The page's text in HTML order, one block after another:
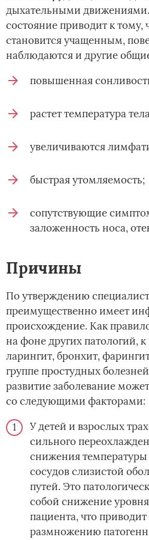
дыхательными движениями.
состояние приводит к тому,
становится учащенным,
наблюдаются и другие
повышенная
растет температура
увеличиваются
быстрая утомляемость;
сопутствующие
заложенность носа,
Причины
По утверждению
преимущественно имеет
происхождение. Как
на фоне других патологий,
ларингит, бронхит,
группе простудных
развитие заболевание
со следующими факторами:
У детей и взрослых
сильного
снижения
сосудов слизистой
путей. Это
собой снижение
пациента, что
размножению